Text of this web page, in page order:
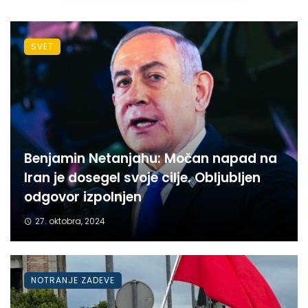
Benjamin Netanjahu: Močan napad na
Iran je dosegel svoje cilje. Obljubljen
odgovor izpolnjen
27. oktobra, 2024
SVET
NOTRANJE ZADEVE